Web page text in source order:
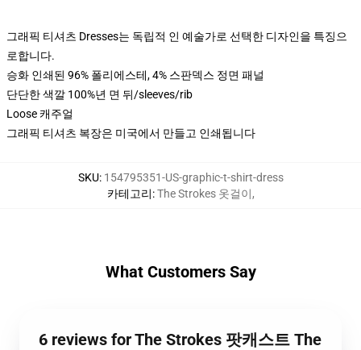
그래픽 티셔츠 Dresses는 독립적 인 예술가로 선택한 디자인을 특징으
로합니다.
승화 인쇄된 96% 폴리에스테, 4% 스판덱스 정면 패널
단단한 색깔 100%년 면 뒤/sleeves/rib
Loose 캐주얼
그래픽 티셔츠 복장은 미국에서 만들고 인쇄됩니다
SKU: 154795351-US-graphic-t-shirt-dress
카테고리:The Strokes 옷걸이,
What Customers Say
6 reviews for The Strokes 팟캐스트 The